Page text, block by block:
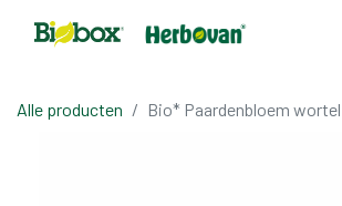
Alle producten Bio* Paardenbloem